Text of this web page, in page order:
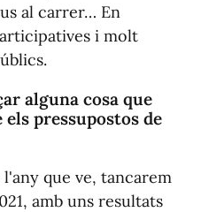
al carrer… En
i molt
alguna cosa que
pressupostos de
que ve, tancarem
amb uns resultats